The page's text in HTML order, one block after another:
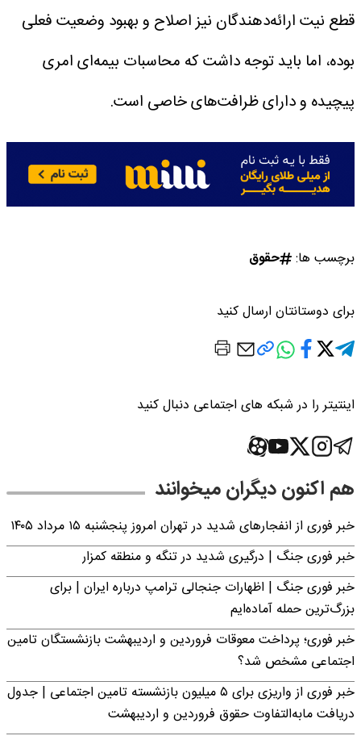
قطع نیت ارائه‌دهندگان نیز اصلاح و بهبود وضعیت فعلی
بوده، اما باید توجه داشت که محاسبات بیمه‌ای امری
پیچیده و دارای ظرافت‌های خاصی است.
برچسب ها: حقوق
برای دوستانتان ارسال کنید
اینتیتر را در شبکه های اجتماعی دنبال کنید
هم اکنون دیگران میخوانند
خبر فوری از انفجارهای شدید در تهران امروز پنجشنبه ۱۵ مرداد ۱۴۰۵
خبر فوری جنگ | درگیری شدید در تنگه و منطقه کمزار
خبر فوری جنگ | اظهارات جنجالی ترامپ درباره ایران | برای
بزرگ‌ترین حمله آماده‌ایم
خبر فوری؛ پرداخت معوقات فروردین و اردیبهشت بازنشستگان تامین
اجتماعی مشخص شد؟
خبر فوری از واریزی برای ۵ میلیون‌ بازنشسته تامین اجتماعی | جدول
دریافت مابه‌التفاوت حقوق فروردین و اردیبهشت